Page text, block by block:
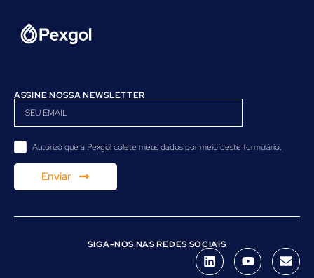
ASSINE NOSSA NEWSLETTER
Autorizo ​​que a Pexgol colete meus dados por meio deste formulário.
Enviar
SIGA-NOS NAS REDES SOCIAIS